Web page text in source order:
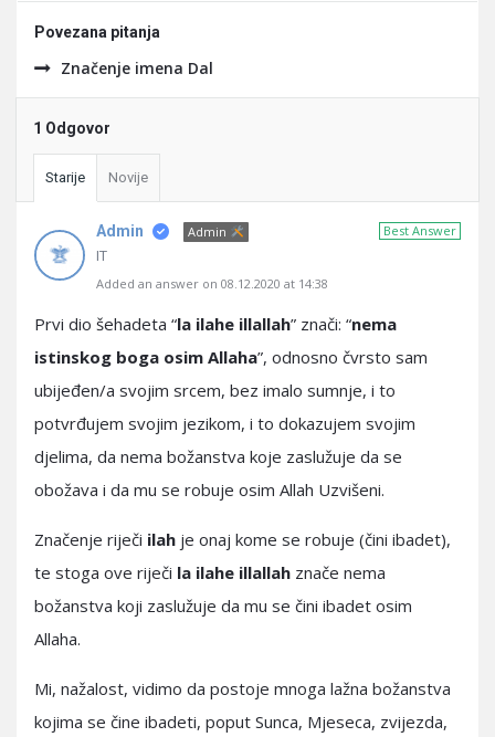
Povezana pitanja
Značenje imena Dal
1 Odgovor
Starije Novije
Best Answer
Admin Admin
IT
Added an answer on 08.12.2020 at 14:38
Prvi dio šehadeta “la ilahe illallah” znači: “nema
istinskog boga osim Allaha”, odnosno čvrsto sam
ubijeđen/a svojim srcem, bez imalo sumnje, i to
potvrđujem svojim jezikom, i to dokazujem svojim
djelima, da nema božanstva koje zaslužuje da se
obožava i da mu se robuje osim Allah Uzvišeni.
Značenje riječi ilah je onaj kome se robuje (čini ibadet),
te stoga ove riječi la ilahe illallah znače nema
božanstva koji zaslužuje da mu se čini ibadet osim
Allaha.
Mi, nažalost, vidimo da postoje mnoga lažna božanstva
kojima se čine ibadeti, poput Sunca, Mjeseca, zvijezda,